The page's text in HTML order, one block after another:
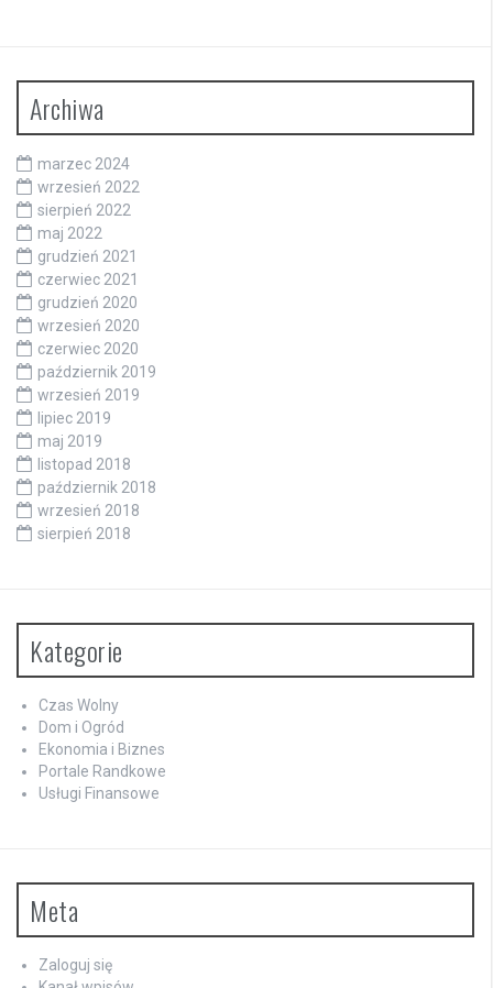
Archiwa
marzec 2024
wrzesień 2022
sierpień 2022
maj 2022
grudzień 2021
czerwiec 2021
grudzień 2020
wrzesień 2020
czerwiec 2020
październik 2019
wrzesień 2019
lipiec 2019
maj 2019
listopad 2018
październik 2018
wrzesień 2018
sierpień 2018
Kategorie
Czas Wolny
Dom i Ogród
Ekonomia i Biznes
Portale Randkowe
Usługi Finansowe
Meta
Zaloguj się